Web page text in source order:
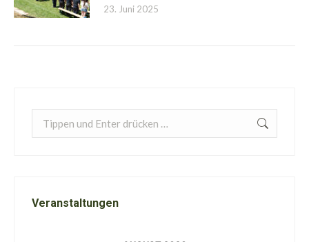
23. Juni 2025
Search:
Veranstaltungen